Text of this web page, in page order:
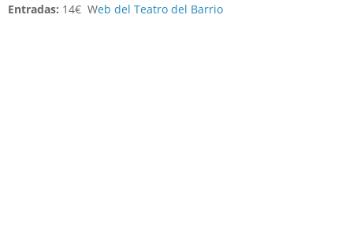
Entradas: 14€ Web del Teatro del Barrio